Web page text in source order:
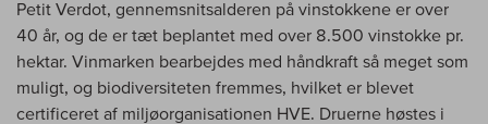
Petit Verdot, gennemsnitsalderen på vinstokkene er over
40 år, og de er tæt beplantet med over 8.500 vinstokke pr.
hektar. Vinmarken bearbejdes med håndkraft så meget som
muligt, og biodiversiteten fremmes, hvilket er blevet
certificeret af miljøorganisationen HVE. Druerne høstes i